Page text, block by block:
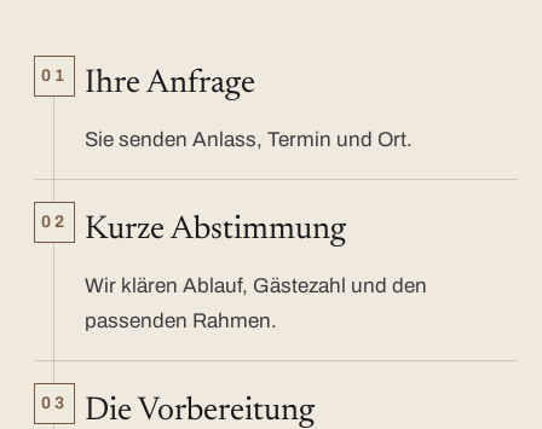
01 Ihre Anfrage
Sie senden Anlass, Termin und Ort.
02 Kurze Abstimmung
Wir klären Ablauf, Gästezahl und den
passenden Rahmen.
03 Die Vorbereitung